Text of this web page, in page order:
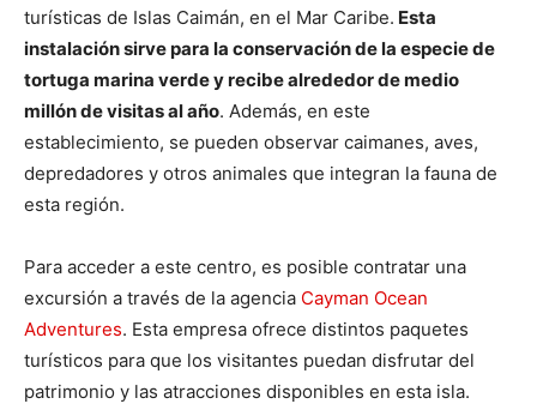
turísticas de Islas Caimán, en el Mar Caribe. Esta
instalación sirve para la conservación de la especie de
tortuga marina verde y recibe alrededor de medio
millón de visitas al año. Además, en este
establecimiento, se pueden observar caimanes, aves,
depredadores y otros animales que integran la fauna de
esta región.
Para acceder a este centro, es posible contratar una
excursión a través de la agencia Cayman Ocean
Adventures. Esta empresa ofrece distintos paquetes
turísticos para que los visitantes puedan disfrutar del
patrimonio y las atracciones disponibles en esta isla.